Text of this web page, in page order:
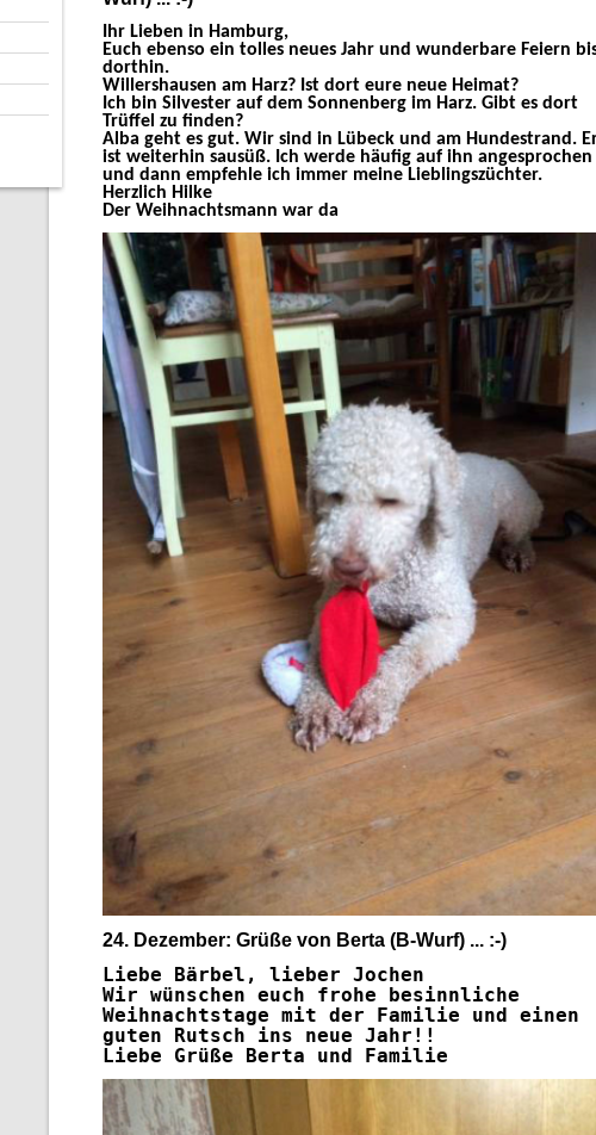
Ihr Lieben in Hamburg,
Euch ebenso ein tolles neues Jahr und wunderbare Feiern
dorthin.
Willershausen am Harz? Ist dort eure neue Heimat?
Ich bin Silvester auf dem Sonnenberg im Harz. Gibt es dort
Trüffel zu finden?
Alba geht es gut. Wir sind in Lübeck und am Hundestrand.
ist weiterhin sausüß. Ich werde häufig auf ihn angesprochen
und dann empfehle ich immer meine Lieblingszüchter.
Herzlich Hilke
Der Weihnachtsmann war da
24. Dezember: Grüße von Berta (B-Wurf) ... :-)
Liebe Bärbel, lieber Jochen
Wir wünschen euch frohe besinnliche
Weihnachtstage mit der Familie und einen
guten Rutsch ins neue Jahr!!
Liebe Grüße Berta und Familie